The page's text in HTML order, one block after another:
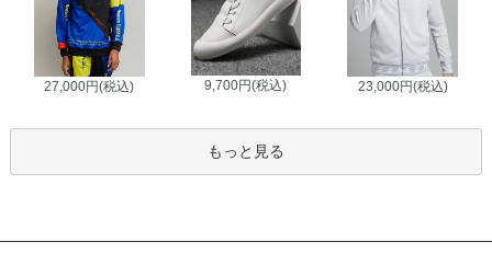
27,000円(税込) 9,700円(税込) 23,000円(税込)
もっと見る